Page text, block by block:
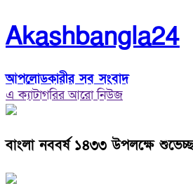
Akashbangla24
আপলোডকারীর সব সংবাদ
এ ক্যাটাগরির আরো নিউজ
বাংলা নববর্ষ ১৪৩৩ উপলক্ষে